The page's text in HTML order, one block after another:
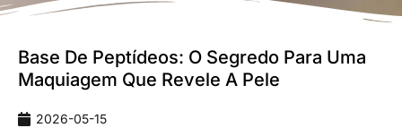
Base De Peptídeos: O Segredo Para Uma
Maquiagem Que Revele A Pele
2026-05-15